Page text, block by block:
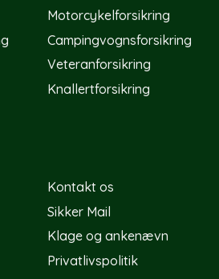
Motorcykelforsikring
Campingvognsforsikring
Veteranforsikring
Knallertforsikring
Kontakt os
Sikker Mail
Klage og ankenævn
Privatlivspolitik